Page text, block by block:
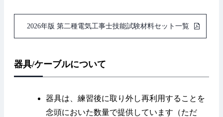
2026年版 第二種電気工事士技能試験材料セット一覧
器具/ケーブルについて
器具は、練習後に取り外し再利用することを
念頭においた数量で提供しています（ただ